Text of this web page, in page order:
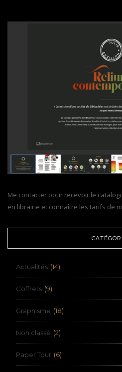
Me contacter pour recevoir le
en librairie et connaître les tarifs de
Actualités (14)
Coffrets (9)
Graphisme (18)
Non classé (2)
Paper Tour (6)